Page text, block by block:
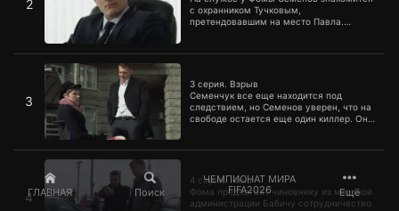
ГЛАВНАЯ Поиск
ЧЕМПИОНАТ МИРА
FIFA2026
Ещё
2
с охранником Тучковым,
претендовавшим на место Павла.
службу в главк. Его начальник Шубин
Семеновым.
3
3 серия. Взрыв
Семенчук все еще находится под
следствием, но Семенов уверен, что на
свободе остается еще один киллер. Он
что Семенчук – последний из
3 серия. Взрыв
4
4 серия. Нина
Фома предлагает чиновнику из местной
администрации Бабичу сотрудничество.
4 серия. Нина